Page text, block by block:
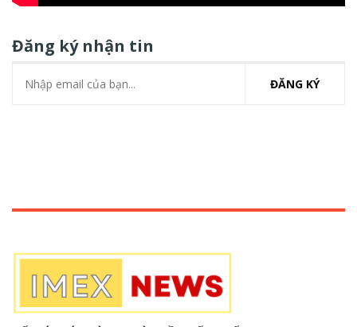
Đăng ký nhận tin
ĐĂNG KÝ